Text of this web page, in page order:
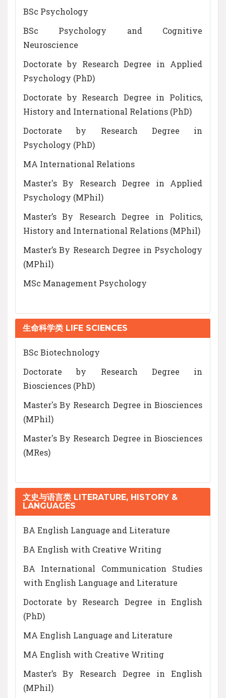
BSc Psychology
BSc Psychology and Cognitive
Neuroscience
Doctorate by Research Degree in Applied
Psychology (PhD)
Doctorate by Research Degree in Politics,
History and International Relations (PhD)
Doctorate by Research Degree in
Psychology (PhD)
MA International Relations
Master's By Research Degree in Applied
Psychology (MPhil)
Master’s By Research Degree in Politics,
History and International Relations (MPhil)
Master’s By Research Degree in Psychology
(MPhil)
MSc Management Psychology
生命科学类 LIFE SCIENCES
BSc Biotechnology
Doctorate by Research Degree in
Biosciences (PhD)
Master's By Research Degree in Biosciences
(MPhil)
Master's By Research Degree in Biosciences
(MRes)
文史与语言类 LITERATURE, HISTORY &
LANGUAGES
BA English Language and Literature
BA English with Creative Writing
BA International Communication Studies
with English Language and Literature
Doctorate by Research Degree in English
(PhD)
MA English Language and Literature
MA English with Creative Writing
Master’s By Research Degree in English
(MPhil)